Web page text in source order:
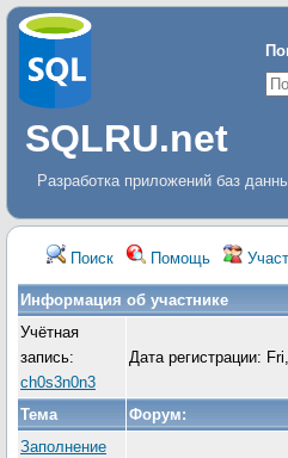
SQLRU.net
Разработка приложений баз
Поиск Помощь
Информация об участнике
Учётная
запись:
ch0s3n0n3
Дата регистрации:
Тема Форум:
Заполнение